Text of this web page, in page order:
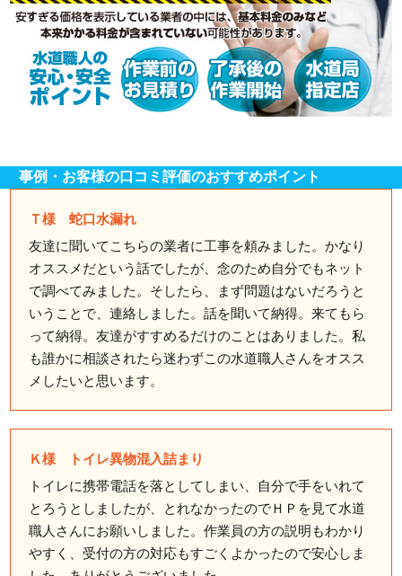
事例・お客様の口コミ評価のおすすめポイント
Ｔ様 蛇口水漏れ
友達に聞いてこちらの業者に工事を頼みました。かなり
オススメだという話でしたが、念のため自分でもネット
で調べてみました。そしたら、まず問題はないだろうと
いうことで、連絡しました。話を聞いて納得。来てもら
って納得。友達がすすめるだけのことはありました。私
も誰かに相談されたら迷わずこの水道職人さんをオスス
メしたいと思います。
Ｋ様 トイレ異物混入詰まり
トイレに携帯電話を落としてしまい、自分で手をいれて
とろうとしましたが、とれなかったのでＨＰを見て水道
職人さんにお願いしました。作業員の方の説明もわかり
やすく、受付の方の対応もすごくよかったので安心しま